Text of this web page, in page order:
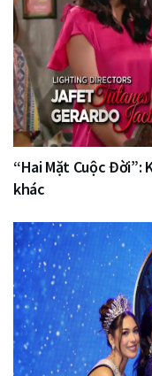
“Hai Mặt Cuộc Đời”:
khác